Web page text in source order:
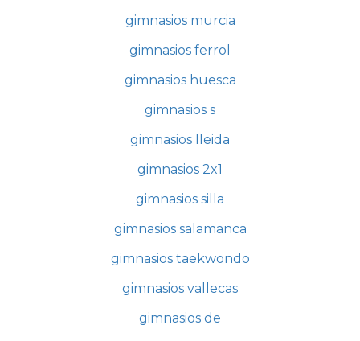
gimnasios murcia
gimnasios ferrol
gimnasios huesca
gimnasios s
gimnasios lleida
gimnasios 2x1
gimnasios silla
gimnasios salamanca
gimnasios taekwondo
gimnasios vallecas
gimnasios de